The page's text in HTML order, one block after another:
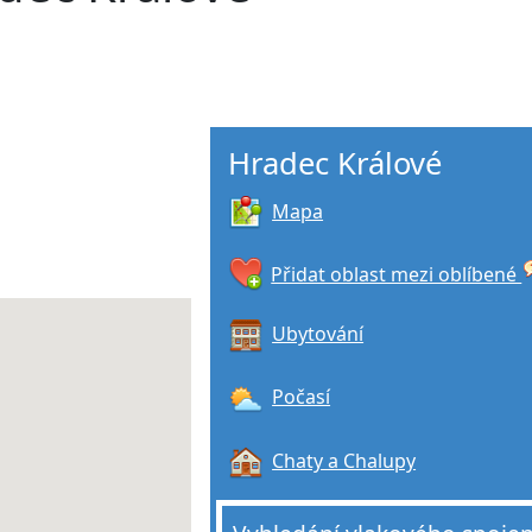
Hradec Králové
Mapa
Přidat oblast mezi oblíbené
Ubytování
Počasí
Chaty a Chalupy